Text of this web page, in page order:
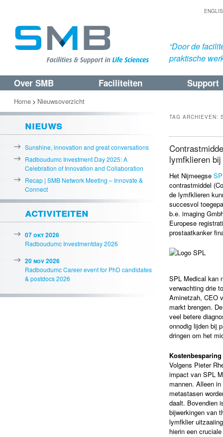
“Door de
praktische
Spring
naar
de
primaire
inhoud
Spring
naar
de
secundaire
inhoud
Over SMB Faciliteiten Support
TAG ARCHIEVEN:
lymfklieren
Het Nijmeegse
contrastmiddel
de lymfklieren
succesvol
b.e. imaging
Europese
prostaatkanker
SPL Medical kan
verwachting drie
Aminetzah, CEO
markt brengen.
veel betere
onnodig lijden bij
dringen om het
Kostenbesparing
Volgens Pieter
impact van SPL
mannen. Alleen
metastasen
daalt. Bovendien
bijwerkingen van
lymfklier
hierin een
Home > Nieuwsoverzicht
nieuws
Sunshine, innovation and great conversations
Radboudumc Investment Day 2025: A
Celebration of Innovation and Collaboration
Recap | SMB Network Meeting – Innovate &
Connect
activiteiten
07 okt 2026
Radboudumc Investmentday 2026
20 nov 2026
Radboudumc Career event for PhD candidates
& postdocs 2026